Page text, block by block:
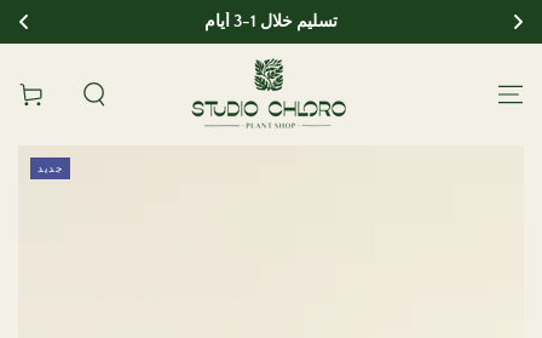
تسليم خلال 1-3 أيام
عربة
جديد